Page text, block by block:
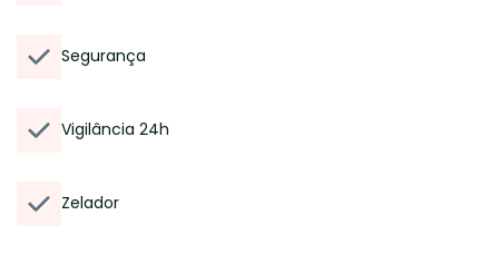
Segurança
Vigilância 24h
Zelador